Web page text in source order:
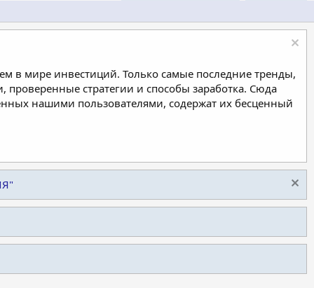
в мире инвестиций. Только самые последние тренды,
стратегии и способы заработка. Сюда
нашими пользователями, содержат их бесценный